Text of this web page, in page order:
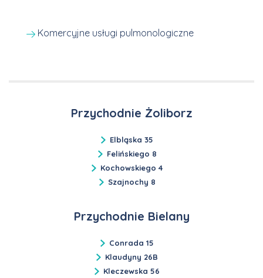
Komercyjne usługi pulmonologiczne
Przychodnie Żoliborz
Elbląska 35
Felińskiego 8
Kochowskiego 4
Szajnochy 8
Przychodnie Bielany
Conrada 15
Klaudyny 26B
Kleczewska 56